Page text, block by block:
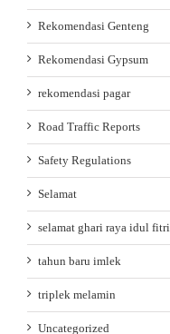
Rekomendasi Genteng
Rekomendasi Gypsum
rekomendasi pagar
Road Traffic Reports
Safety Regulations
Selamat
selamat ghari raya idul fitri
tahun baru imlek
triplek melamin
Uncategorized